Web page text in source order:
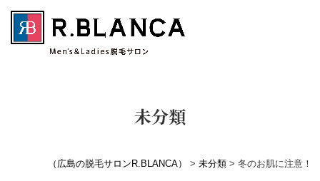
未分類
（広島の脱毛サロンR.BLANCA） > 未分類> 冬のお肌に注意！